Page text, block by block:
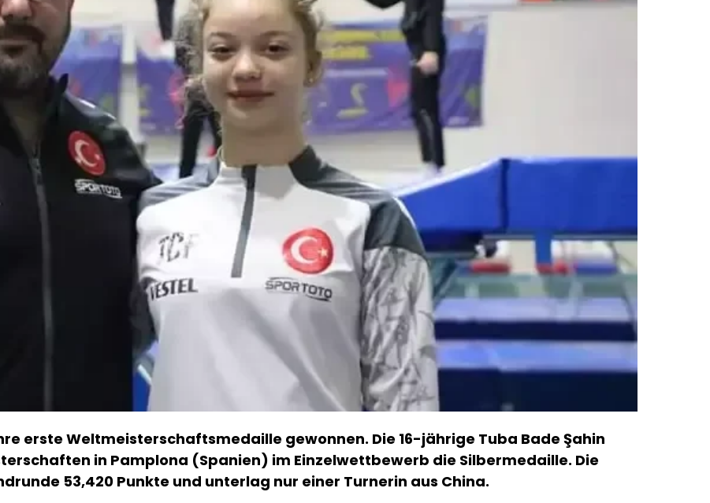
erste Weltmeisterschaftsmedaille gewonnen. Die 16-jährige Tuba Bade Şahin
in Pamplona (Spanien) im Einzelwettbewerb die Silbermedaille. Die
53,420 Punkte und unterlag nur einer Turnerin aus China.